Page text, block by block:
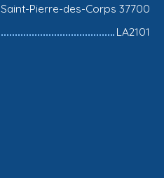
Saint-Pierre-des-Corps 37700
LA2101